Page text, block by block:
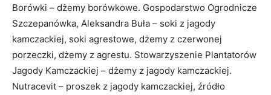
Borówki – dżemy borówkowe. Gospodarstwo Ogrodnicze
Szczepanówka, Aleksandra Buła – soki z jagody
kamczackiej, soki agrestowe, dżemy z czerwonej
porzeczki, dżemy z agrestu. Stowarzyszenie Plantatorów
Jagody Kamczackiej – dżemy z jagody kamczackiej.
Nutracevit – proszek z jagody kamczackiej, źródło